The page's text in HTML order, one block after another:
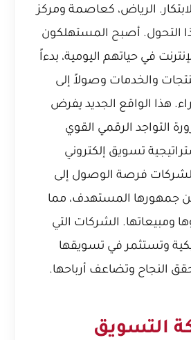
الرياض، كعاصمة ومركز
التحول. أصبح المستهلكون
في حياتهم اليومية، بدءاً
والخدمات وصولاً إلى
هذا الواقع الجديد يفرض
التواجد الرقمي القوي
تسويق إلكتروني
فرصة الوصول إلى
جمهورها المستهدف، مما
ومبيعاتها. الشركات التي
وتستثمر في تسويقها
النجاح وتضاعف أرباحها.
التسويق